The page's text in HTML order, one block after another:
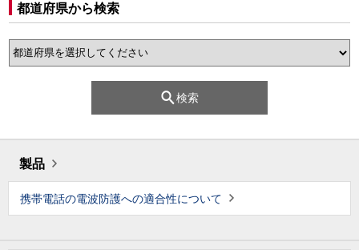
都道府県から検索
検索
製品
携帯電話の電波防護への適合性について